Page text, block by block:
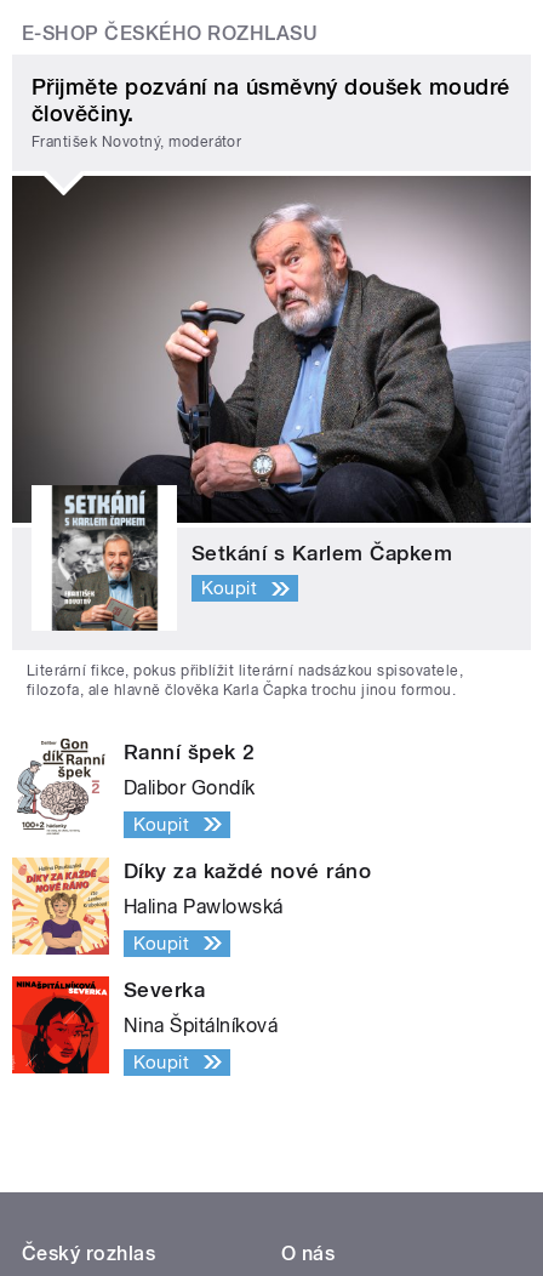
E-SHOP ČESKÉHO ROZHLASU
Přijměte pozvání na úsměvný doušek moudré
člověčiny.
František Novotný, moderátor
Setkání s Karlem Čapkem
Koupit
Literární fikce, pokus přiblížit literární nadsázkou spisovatele,
filozofa, ale hlavně člověka Karla Čapka trochu jinou formou.
Ranní špek 2
Dalibor Gondík
Koupit
Díky za každé nové ráno
Halina Pawlowská
Koupit
Severka
Nina Špitálníková
Koupit
Český rozhlas
O nás